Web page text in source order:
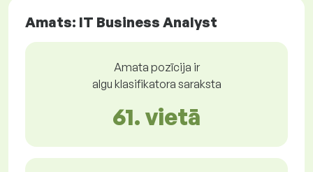
Amats: IT Business Analyst
Amata pozīcija ir
algu klasifikatora saraksta
61. vietā